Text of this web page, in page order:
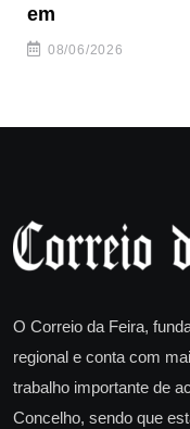
em
08/06/2026
O Correio da Feira,
regional e conta com
trabalho importante de
Concelho, sendo que